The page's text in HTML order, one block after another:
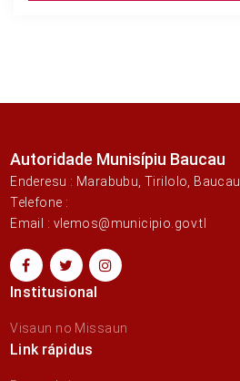
Autoridade Munisípiu Baucau
Enderesu : Marabubu, Tirilolo, Baucau
Telefone :
Email : vlemos@municipio.gov.tl
Institusional
Visaun no Missaun
Link rápidus